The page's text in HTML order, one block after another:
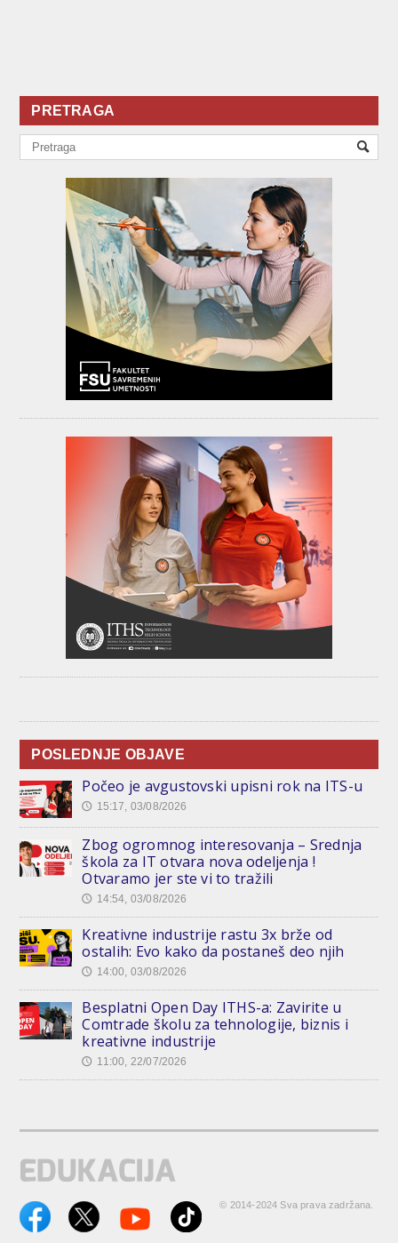
PRETRAGA
POSLEDNJE OBJAVE
Počeo je avgustovski upisni rok na ITS-u
🕔 15:17, 03/08/2026
Zbog ogromnog interesovanja – Srednja
škola za IT otvara nova odeljenja !
Otvaramo jer ste vi to tražili
🕔 14:54, 03/08/2026
Kreativne industrije rastu 3x brže od
ostalih: Evo kako da postaneš deo njih
🕔 14:00, 03/08/2026
Besplatni Open Day ITHS-a: Zavirite u
Comtrade školu za tehnologije, biznis i
kreativne industrije
🕔 11:00, 22/07/2026
© 2014-2024 Sva prava zadržana.